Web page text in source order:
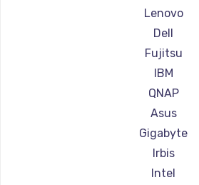
1300 руб.
Замена сигнальной
1200 руб.
Замена системной
1500 руб.
Lenovo
Dell
Fujitsu
IBM
QNAP
Asus
Gigabyte
Irbis
Intel